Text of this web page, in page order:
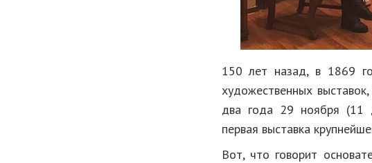
150 лет назад, в 1869
художественных
два года 29 ноября (11
первая выставка
Вот, что говорит